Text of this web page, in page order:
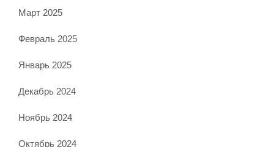
Март 2025
Февраль 2025
Январь 2025
Декабрь 2024
Ноябрь 2024
Октябрь 2024